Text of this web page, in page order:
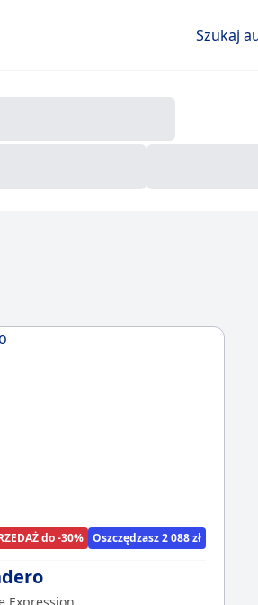
Szukaj
do -30% Oszczędzasz 2 088 zł